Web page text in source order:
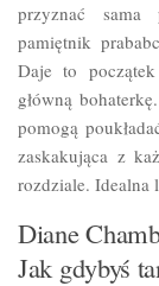
przyznać sama
pamiętnik
Daje to
główną
pomogą
zaskakująca z
rozdziale. Idealna
Diane
Jak gdybyś